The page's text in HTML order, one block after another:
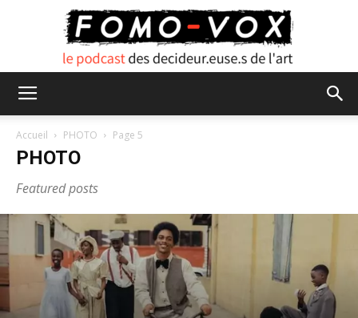
Accueil PHOTO Page 5
PHOTO
Featured posts